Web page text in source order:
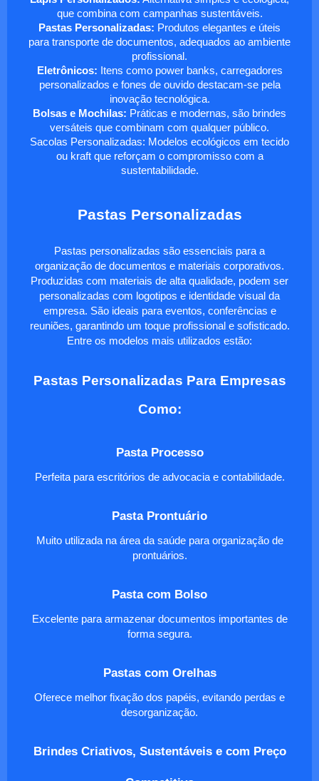
que combina com campanhas sustentáveis.
Pastas Personalizadas: Produtos elegantes e úteis
para transporte de documentos, adequados ao ambiente
profissional.
Eletrônicos: Itens como power banks, carregadores
personalizados e fones de ouvido destacam-se pela
inovação tecnológica.
Bolsas e Mochilas: Práticas e modernas, são brindes
versáteis que combinam com qualquer público.
Sacolas Personalizadas: Modelos ecológicos em tecido
ou kraft que reforçam o compromisso com a
sustentabilidade.
Pastas Personalizadas
Pastas personalizadas são essenciais para a
organização de documentos e materiais corporativos.
Produzidas com materiais de alta qualidade, podem ser
personalizadas com logotipos e identidade visual da
empresa. São ideais para eventos, conferências e
reuniões, garantindo um toque profissional e sofisticado.
Entre os modelos mais utilizados estão:
Pastas Personalizadas Para Empresas
Como:
Pasta Processo
Perfeita para escritórios de advocacia e contabilidade.
Pasta Prontuário
Muito utilizada na área da saúde para organização de
prontuários.
Pasta com Bolso
Excelente para armazenar documentos importantes de
forma segura.
Pastas com Orelhas
Oferece melhor fixação dos papéis, evitando perdas e
desorganização.
Brindes Criativos, Sustentáveis e com Preço